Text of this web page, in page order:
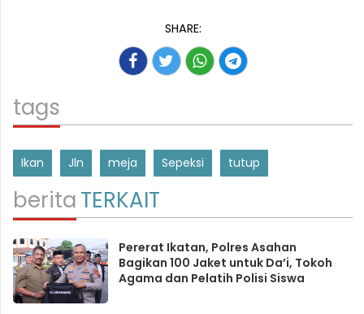
SHARE:
tags
Ikan Jln meja Sepeksi tutup
beritaTERKAIT
Pererat Ikatan, Polres Asahan
Bagikan 100 Jaket untuk Da’i, Tokoh
Agama dan Pelatih Polisi Siswa